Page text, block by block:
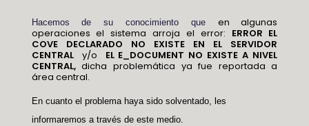
Hacemos de su conocimiento que en algunas
operaciones el sistema arroja el error: ERROR EL
COVE DECLARADO NO EXISTE EN EL SERVIDOR
CENTRAL
y/o EL E_DOCUMENT NO EXISTE A NIVEL
CENTRAL,dicha problemática ya fue reportada a
área central.
En cuanto el problema haya sido solventado, les
informaremos a través de este medio.